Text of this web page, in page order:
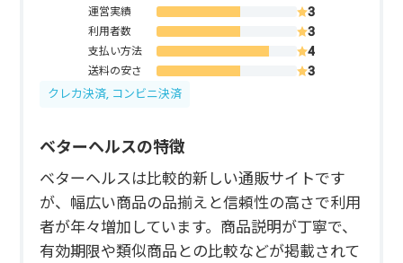
運営実績
利用者数
支払い方法
送料の安さ
クレカ決済, コンビニ決済
ベターヘルスの特徴
ベターヘルスは比較的新しい通販サイトです
が、幅広い商品の品揃えと信頼性の高さで利用
者が年々増加しています。商品説明が丁寧で、
有効期限や類似商品との比較などが掲載されて